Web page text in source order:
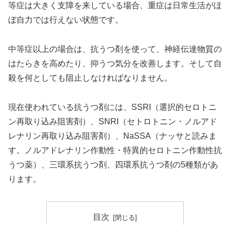
等症は大きく支障を来している場合、重症は日常生活がほ
ぼ自力では行えない状態です。
中等症以上の場合は、抗うつ剤を使って、神経伝達物質の
はたらきを高めたり、抑うつ気分を改善します。そして自
殺を何としても阻止しなければなりません。
現在使われている抗うつ剤には、SSRI（選択的セロトニ
ン再取り込み阻害剤）、SNRI（セトロトニン・ノルアド
レナリン再取り込み阻害剤）、NaSSA（ナッサと読みま
す。ノルアドレナリン作動性・特異的セロトニン作動性抗
うつ薬）、三環系抗うつ剤、四環系抗うつ剤の5種類があ
ります。
目次